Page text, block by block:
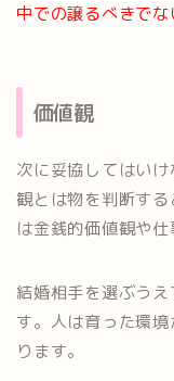
中での譲るべきで
価値観
次に妥協してはい
観とは物を判断す
は金銭的価値観や
結婚相手を選ぶう
す。人は育った環
ります。